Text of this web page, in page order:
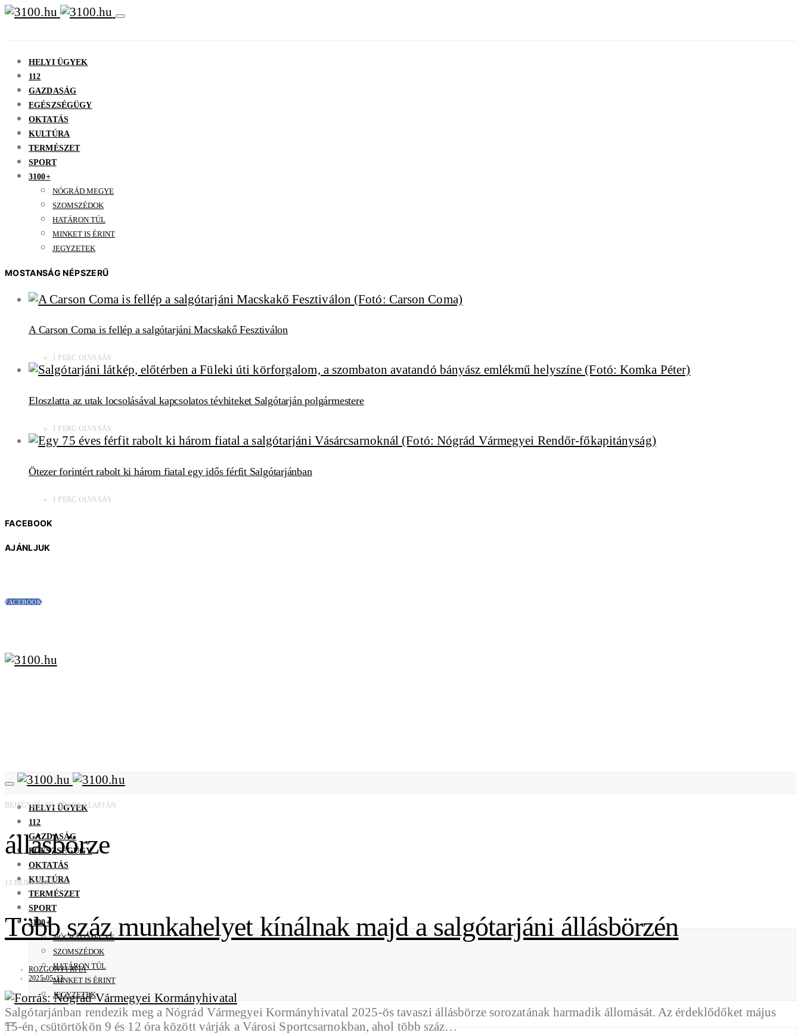
HELYI ÜGYEK
112
GAZDASÁG
EGÉSZSÉGÜGY
OKTATÁS
KULTÚRA
TERMÉSZET
SPORT
3100+
NÓGRÁD MEGYE
SZOMSZÉDOK
HATÁRON TÚL
MINKET IS ÉRINT
JEGYZETEK
MOSTANSÁG NÉPSZERŰ
A Carson Coma is fellép a salgótarjáni Macskakő Fesztiválon
1 PERC OLVASÁS
Eloszlatta az utak locsolásával kapcsolatos tévhiteket Salgótarján polgármestere
1 PERC OLVASÁS
Ötezer forintért rabolt ki három fiatal egy idős férfit Salgótarjánban
1 PERC OLVASÁS
FACEBOOK
AJÁNLJUK
FACEBOOK
HELYI ÜGYEK
112
GAZDASÁG
EGÉSZSÉGÜGY
OKTATÁS
KULTÚRA
TERMÉSZET
SPORT
3100+
NÓGRÁD MEGYE
SZOMSZÉDOK
HATÁRON TÚL
MINKET IS ÉRINT
JEGYZETEK
BEJEGYZÉSEK CÍMKE ALAPJÁN
állásbörze
13 BEJEGYZÉS
Több száz munkahelyet kínálnak majd a salgótarjáni állásbörzén
ROZGONYI RITA
2025-05-13
Salgótarjánban rendezik meg a Nógrád Vármegyei Kormányhivatal 2025-ös tavaszi állásbörze sorozatának harmadik állomását. Az érdeklődőket május
15-én, csütörtökön 9 és 12 óra között várják a Városi Sportcsarnokban, ahol több száz…